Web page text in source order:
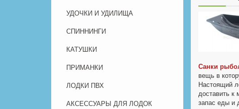
УДОЧКИ И УДИЛИЩА
СПИННИНГИ
КАТУШКИ
ПРИМАНКИ
ЛОДКИ ПВХ
АКСЕССУАРЫ ДЛЯ ЛОДОК
Санки
вещь в
Настоящий
доставить
запас еды и